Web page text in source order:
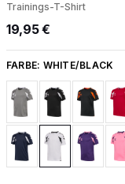
Trainings-T-Shirt
19,95 €
FARBE: WHITE/BLACK